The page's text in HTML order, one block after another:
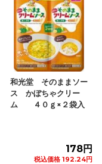
和光堂 そのままソー
ス かぼちゃクリー
ム ４０ｇ×２袋入
178円
税込価格 192.24円